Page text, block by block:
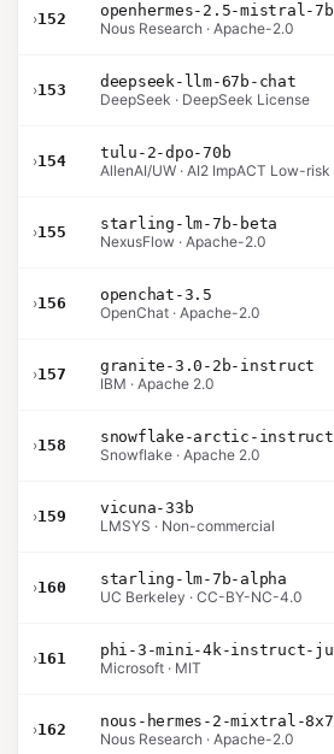
›152
openhermes-2.5-mistral-7b
Nous Research · Apache-2.0
›153
deepseek-llm-67b-chat
DeepSeek · DeepSeek License
›154
tulu-2-dpo-70b
AllenAI/UW · AI2 ImpACT Low-risk
›155
starling-lm-7b-beta
NexusFlow · Apache-2.0
›156
openchat-3.5
OpenChat · Apache-2.0
›157
granite-3.0-2b-instruct
IBM · Apache 2.0
›158
snowflake-arctic-instruct
Snowflake · Apache 2.0
›159
vicuna-33b
LMSYS · Non-commercial
›160
starling-lm-7b-alpha
UC Berkeley · CC-BY-NC-4.0
›161
Microsoft · MIT
›162
Nous Research · Apache-2.0